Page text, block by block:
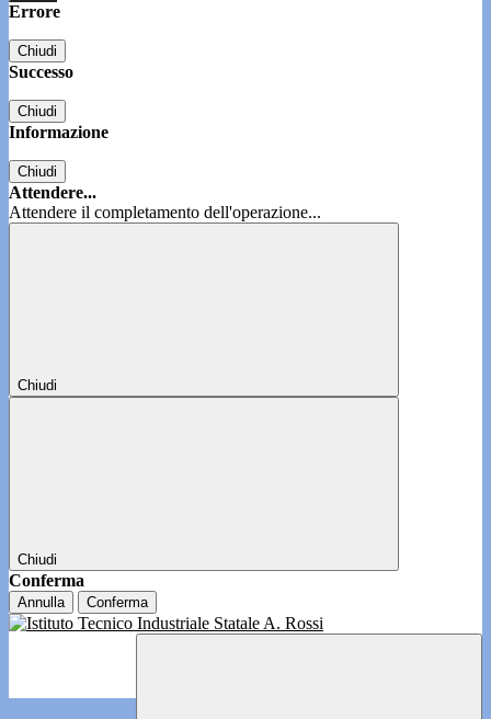
Errore
Chiudi
Successo
Chiudi
Informazione
Chiudi
Attendere...
Attendere il completamento dell'operazione...
Chiudi
Chiudi
Conferma
Annulla Conferma